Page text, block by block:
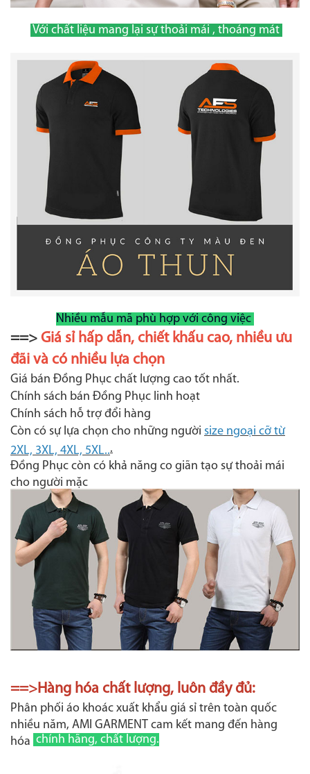
Với chất liệu mang lại sự thoải mái , thoáng mát
Nhiều mẫu mã phù hợp với công việc
==> Giá sỉ hấp dẫn, chiết khấu cao, nhiều ưu
đãi và có nhiều lựa chọn
Giá bán Đồng Phục chất lượng cao tốt nhất.
Chính sách bán Đồng Phục linh hoạt
Chính sách hỗ trợ đổi hàng
Còn có sự lựa chọn cho những người size ngoại cỡ từ
2XL, 3XL, 4XL, 5XL.. .
Đồng Phục còn có khả năng co giãn tạo sự thoải mái
cho người mặc
==>Hàng hóa chất lượng, luôn đầy đủ:
Phân phối áo khoác xuất khẩu giá sỉ trên toàn quốc
nhiều năm, AMI GARMENT cam kết mang đến hàng
hóa chính hãng, chất lượng.